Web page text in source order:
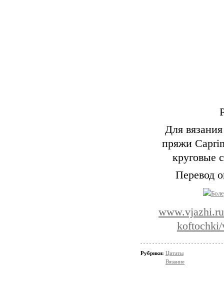
Для
пряжи
круговые
Перевод
koftochki/
Рубрики: Цитаты
Вязание